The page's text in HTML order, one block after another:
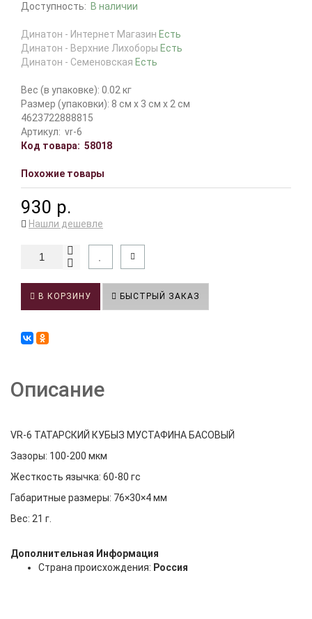
Доступность: В наличии
Динатон - Интернет Магазин Есть
Динатон - Верхние Лихоборы Есть
Динатон - Семеновская Есть
Вес (в упаковке): 0.02 кг
Размер (упаковки): 8 см x 3 см x 2 см
4623722888815
Артикул: vr-6
Код товара: 58018
Похожие товары
930 р.
Нашли дешевле
В КОРЗИНУ БЫСТРЫЙ ЗАКАЗ
Описание
VR-6 ТАТАРСКИЙ КУБЫЗ МУСТАФИНА БАСОВЫЙ
Зазоры: 100-200 мкм
Жесткость язычка: 60-80 гс
Габаритные размеры: 76×30×4 мм
Вес: 21 г.
Дополнительная Информация
Страна происхождения: Россия